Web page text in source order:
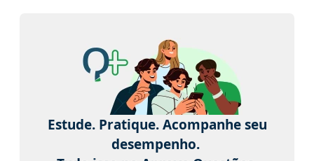
Estude. Pratique. Acompanhe seu
desempenho.